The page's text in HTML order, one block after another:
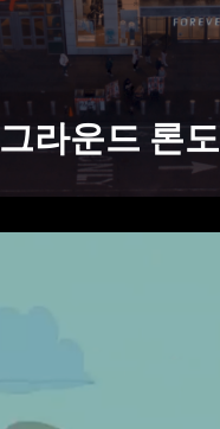
라운드 론도